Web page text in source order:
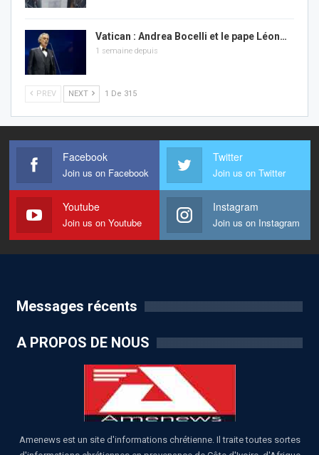
Vatican : Andrea Bocelli et le pape Léon…
1 semaine depuis
PREV NEXT 1 De 315
Facebook
Join us on Facebook
Twitter
Join us on Twitter
Youtube
Join us on Youtube
Instagram
Join us on Instagram
Messages récents
A PROPOS DE NOUS
Amenews est un site d'informations chrétienne. Il traite toutes sortes